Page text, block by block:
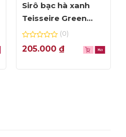
Sirô bạc hà xanh
Teisseire Green
Mint – chai 70cl
0
out
5
(0)
205.000 ₫